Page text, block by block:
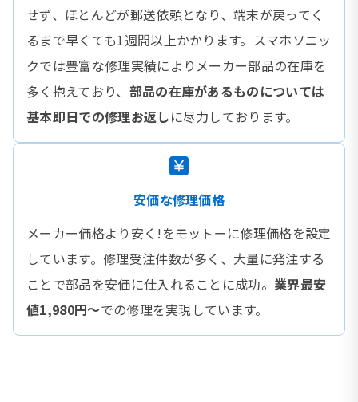
せず、ほとんどが郵送依頼となり、端末が戻ってく
るまで早くても1週間以上かかります。スマホソニッ
クでは豊富な修理実績によりメーカー部品の在庫を
多く抱えており、 部品の在庫があるものについては
基本即日での修理お返しに尽力しております。
安価な修理価格
メーカー価格より安く!をモットーに修理価格を設定
しています。修理受注件数が多く、大量に発注する
ことで部品を安価に仕入れることに成功。 業界最安
値1,980円〜での修理を実現しています。